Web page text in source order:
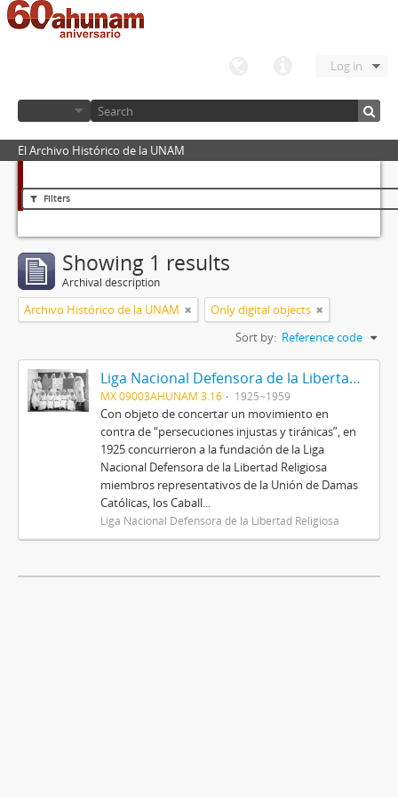
Log in
El Archivo Histórico de la UNAM
Filters
Showing 1 results
Archival description
Archivo Histórico de la UNAM
Only digital objects
Sort by: Reference code
Liga Nacional Defensora de la Libertad Religiosa
MX 09003AHUNAM 3.16 1925~1959
Con objeto de concertar un movimiento en
contra de “persecuciones injustas y tiránicas”, en
1925 concurrieron a la fundación de la Liga
Nacional Defensora de la Libertad Religiosa
miembros representativos de la Unión de Damas
Católicas, los Caball...
Liga Nacional Defensora de la Libertad Religiosa